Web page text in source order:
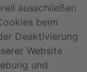
ausschließen
beim
Deaktivierung
Website
und